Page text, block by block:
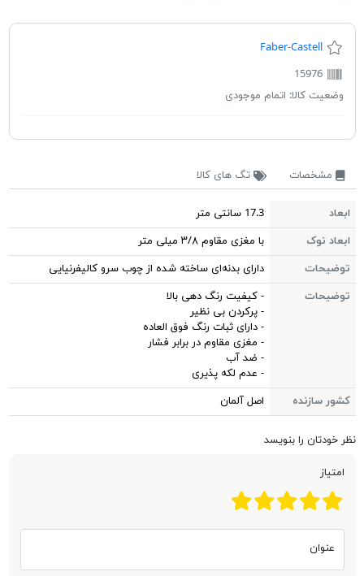
Faber-Castell
15976
وضعیت کالا: اتمام موجودی
مشخصات تگ های کالا
ابعاد
17.3 سانتی متر
ابعاد نوک
با مغزی مقاوم ۳/۸ میلی متر
توضیحات
دارای بدنه‌ای ساخته شده از چوب سرو کالیفرنیایی
توضیحات
- کیفیت رنگ دهی بالا
- پرکردن بی نظیر
- دارای ثبات رنگ فوق العاده
- مغزی مقاوم در برابر فشار
- ضد آب
- عدم لکه پذیری
کشور سازنده
اصل آلمان
نظر خودتان را بنویسد
امتیاز
عنوان